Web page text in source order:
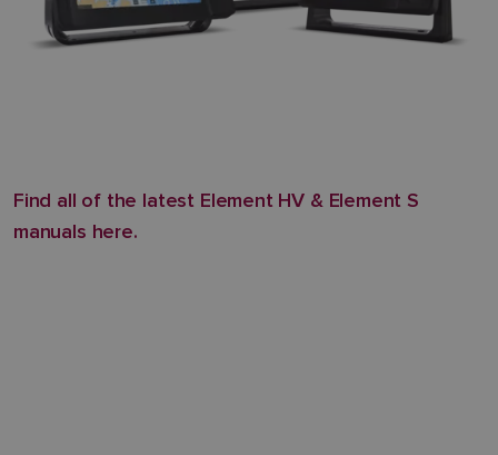
Find all of the latest Element HV & Element S
manuals here.